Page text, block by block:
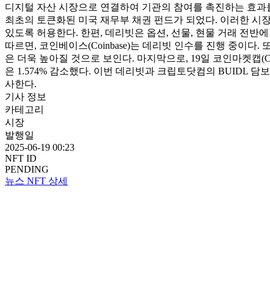
디지털 자산 시장으로 연결하여 기관의 참여를 촉진하는 효
최초의 토큰화된 미국 재무부 채권 펀드가 되었다. 이러한
있도록 허용한다. 한편, 데리빗은 옵션, 선물, 현물 거래 전반
따르면, 코인베이스(Coinbase)는 데리빗 인수를 진행 중이다.
은 더욱 높아질 것으로 보인다. 마지막으로, 19일 코인마켓캡
은 1.574% 감소했다. 이번 데리빗과 크립토닷컴의 BUIDL 담
사한다.
기사 정보
카테고리
시장
발행일
2025-06-19 00:23
NFT ID
PENDING
뉴스 NFT 상세